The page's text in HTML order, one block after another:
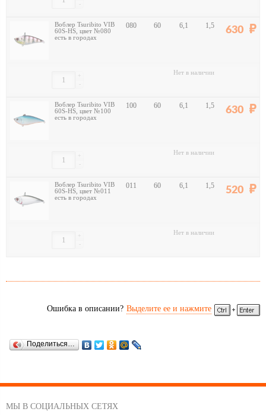
-
Воблер Tsuribito VIB
60S-HS, цвет №080
есть в городах
080 60 6,1 1,5 630
-
+ Нет в наличии
Воблер Tsuribito VIB
60S-HS, цвет №100
есть в городах
100 60 6,1 1,5 630
-
+ Нет в наличии
Воблер Tsuribito VIB
60S-HS, цвет №011
есть в городах
011 60 6,1 1,5 520
-
+ Нет в наличии
Ошибка в описании? Выделите ее и нажмите
Поделиться…
МЫ В СОЦИАЛЬНЫХ СЕТЯХ